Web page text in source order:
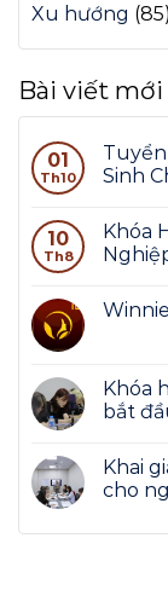
Xu hướng (85)
Bài viết
01
Th10
Sinh
10
Th8
Khóa
Khóa
bắt
Khai
cho